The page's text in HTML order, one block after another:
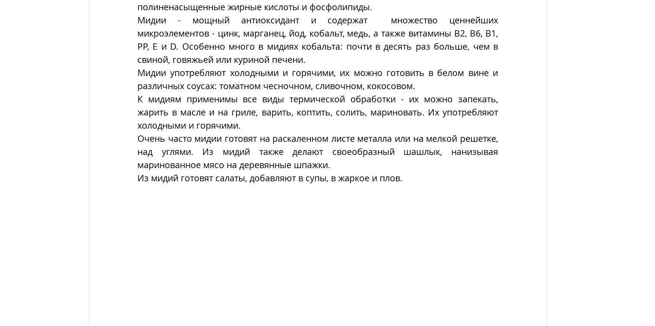
полиненасыщенные жирные кислоты и фосфолипиды.
Мидии - мощный антиоксидант и содержат  множество ценнейших
микроэлементов - цинк, марганец, йод, кобальт, медь, а также витамины В2, В6, В1,
РР, Е и D. Особенно много в мидиях кобальта: почти в десять раз больше, чем в
свиной, говяжьей или куриной печени.
Мидии употребляют холодными и горячими, их можно готовить в белом вине и
различных соусах: томатном чесночном, сливочном, кокосовом.
К мидиям применимы все виды термической обработки - их можно запекать,
жарить в масле и на гриле, варить, коптить, солить, мариновать. Их употребляют
холодными и горячими.
Очень часто мидии готовят на раскаленном листе металла или на мелкой решетке,
над углями. Из мидий также делают своеобразный шашлык, нанизывая
маринованное мясо на деревянные шпажки.
Из мидий готовят салаты, добавляют в супы, в жаркое и плов.